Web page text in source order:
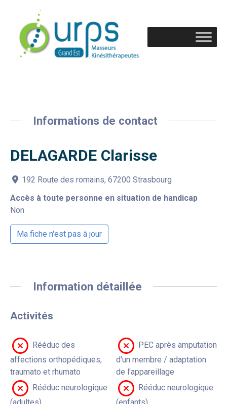
Informations de contact
DELAGARDE Clarisse
192 Route des romains, 67200 Strasbourg
Accès à toute personne en situation de handicap
Non
Ma fiche n'est pas à jour
Information détaillée
Activités
Rééduc des
affections orthopédiques,
traumato et rhumato
PEC après amputation
d'un membre / adaptation
de l'appareillage
Rééduc neurologique
Rééduc neurologique